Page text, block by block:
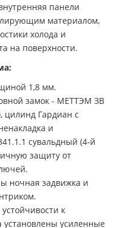
панели
материалом,
холода и
на поверхности.
1,8 мм.
замок - МЕТТЭМ ЗВ
цилинд Гардиан с
и
сувальдный (4-й
защиту от
ночная задвижка и
к
усиленные